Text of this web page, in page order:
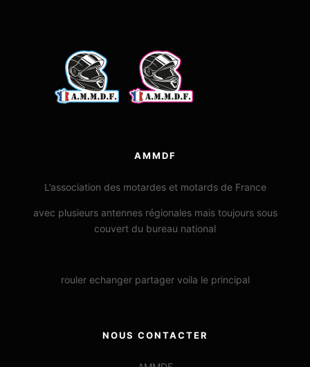
AMMDF
L’association des motardes et motards de France
avec plusieurs antennes régionales mais toujours sous
couvert du bureau national
rouler echanger partager voila le principal
NOUS CONTACTER